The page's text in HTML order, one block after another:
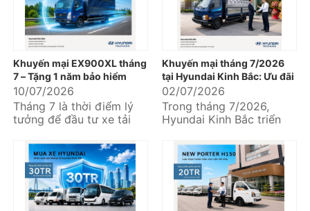
Khuyến mại EX900XL tháng
7 – Tặng 1 năm bảo hiểm
thân vỏ, an tâm khai thác
ngay từ chuyến hàng đầu
tiên
10/07/2026
Tháng 7 là thời điểm lý
tưởng để đầu tư xe tải
chuyển hàng hóa, mở
rộng...
Khuyến mại tháng 7/2026
tại Hyundai Kinh Bắc: Ưu đãi
hấp dẫn khi mua xe tải
Hyundai và Hyundai Solati
02/07/2026
Trong tháng 7/2026,
Hyundai Kinh Bắc triển
mại dành cho nhiều dòng
xe thương mại...